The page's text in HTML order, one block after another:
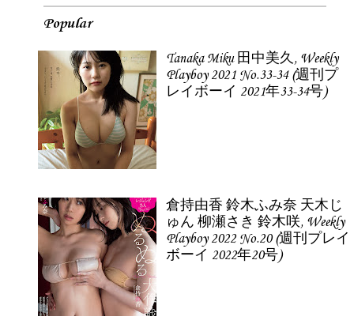
Popular
Tanaka Miku 田中美久, Weekly
Playboy 2021 No.33-34 (週刊プ
レイボーイ 2021年33-34号)
倉持由香 鈴木ふみ奈 天木じ
ゅん 柳瀬さき 鈴木咲, Weekly
Playboy 2022 No.20 (週刊プレイ
ボーイ 2022年20号)